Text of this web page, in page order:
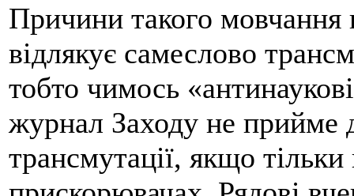
Причини такого мовчання
відлякує самеслово
тобто чимось
журнал Заходу не прийме
трансмутації, якщо